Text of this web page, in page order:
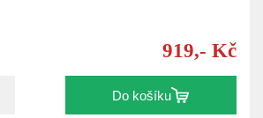
919,- Kč
Do košíku